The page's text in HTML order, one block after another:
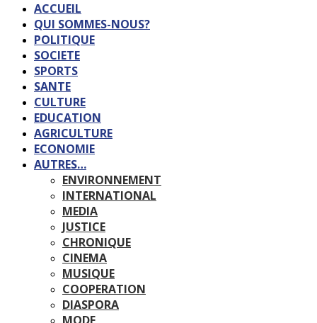
ACCUEIL
QUI SOMMES-NOUS?
POLITIQUE
SOCIETE
SPORTS
SANTE
CULTURE
EDUCATION
AGRICULTURE
ECONOMIE
AUTRES…
ENVIRONNEMENT
INTERNATIONAL
MEDIA
JUSTICE
CHRONIQUE
CINEMA
MUSIQUE
COOPERATION
DIASPORA